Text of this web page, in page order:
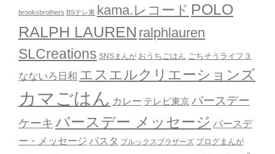
brooksbrothers BSテレ東 kama.レコード POLO
RALPH LAUREN ralphlauren
SLCreations SNSまんが おうちごはん ごちそうライフ３
なないろ日和 エスエルクリエーションズ
カマごはん カレー テレビ東京バースデー
ケーキ バースデー メッセージ バースデ
ー・メッセージ パスタ ブルックスブラザーズ ブログまんが